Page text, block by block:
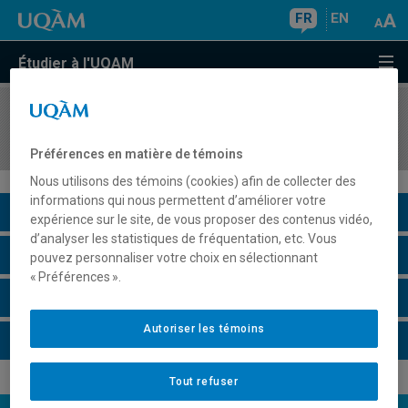
FR EN
Étudier à l'UQAM
COURS//
Description du cours
Horaire - Été 2026
Préférences en matière de témoins
Nous utilisons des témoins (cookies) afin de collecter des
informations qui nous permettent d’améliorer votre
expérience sur le site, de vous proposer des contenus vidéo,
d’analyser les statistiques de fréquentation, etc. Vous
pouvez personnaliser votre choix en sélectionnant
« Préférences ».
Tout refuser
Autoriser les témoins